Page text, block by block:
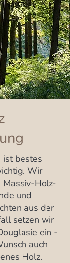
ist bestes
Wir
Holz-
und
aus der
setzen wir
ein -
auch
Holz.